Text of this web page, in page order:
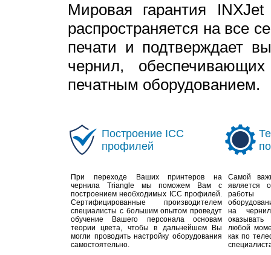
Мировая гарантия
распространяется на все
печати и подтверждает
чернил,
печатным оборудованием.
Построение ICC
профилей
При переходе Ваших принтеров на
чернила Triangle мы поможем Вам с
построением необходимых ICC профилей.
Сертифицированные производителем
специалисты с большим опытом проведут
обучение Вашего персонала основам
теории цвета, чтобы в дальнейшем Вы
могли проводить настройку оборудования
самостоятельно.
Самой
является
работы
на
любой
как по